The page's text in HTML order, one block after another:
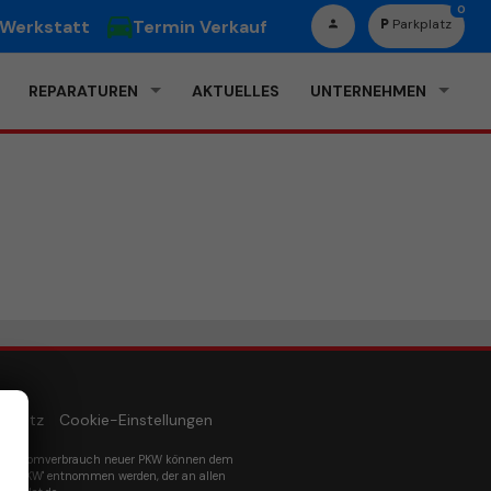
Termin Verkauf Parkplatz
0
REPARATUREN AKTUELLES UNTERNEHMEN
Cookie-Einstellungen
Stromverbrauch neuer PKW können dem
PKW' entnommen werden, der an allen